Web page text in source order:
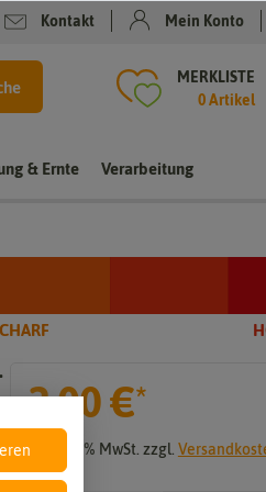
Kontakt Mein Konto
MERKLISTE
0 Artikel
& Ernte Verarbeitung
2,00 €*
* inkl. 19% MwSt. zzgl.